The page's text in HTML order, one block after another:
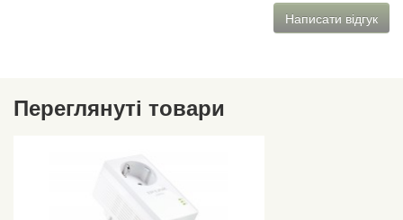
Написати відгук
Переглянуті товари